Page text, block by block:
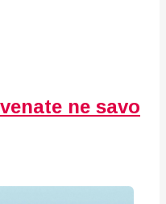
ne savo